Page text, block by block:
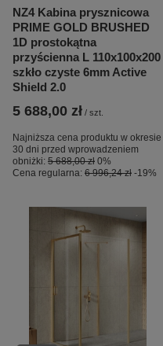
NZ4 Kabina prysznicowa
PRIME GOLD BRUSHED
1D prostokątna
przyścienna L 110x100x200
szkło czyste 6mm Active
Shield 2.0
5 688,00 zł / szt.
Najniższa cena produktu w okresie
30 dni przed wprowadzeniem
obniżki: 5 688,00 zł 0%
Cena regularna: 6 996,24 zł -19%